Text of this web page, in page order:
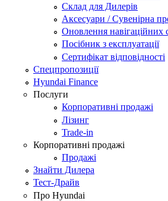
Склад для Дилерів
Аксесуари / Сувенірна
Оновлення навігаційних
Посібник з експлуатації
Сертифікат відповідності
Спецпропозиції
Hyundai Finance
Послуги
Корпоративні продажі
Лізинг
Trade-in
Корпоративні продажі
Продажі
Знайти Дилера
Тест-Драйв
Про Hyundai